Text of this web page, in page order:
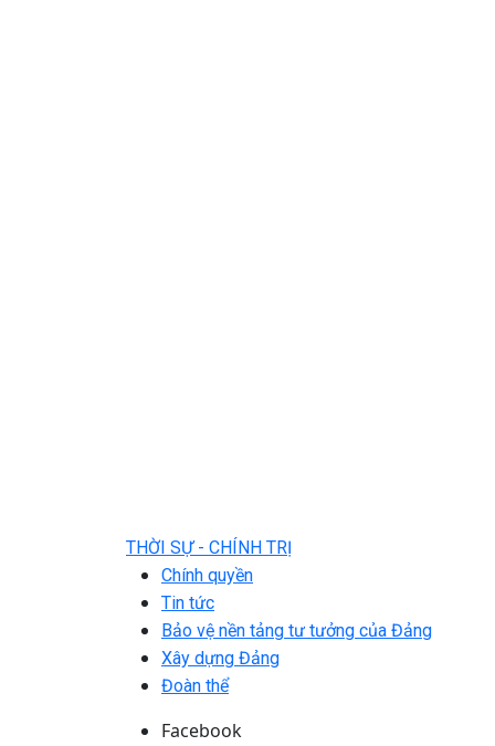
THỜI SỰ - CHÍNH TRỊ
Chính quyền
Tin tức
Bảo vệ nền tảng tư tưởng của Đảng
Xây dựng Đảng
Đoàn thể
Facebook